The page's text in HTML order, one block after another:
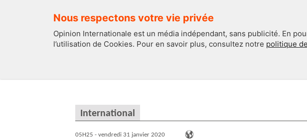
Nous respectons votre vie privée
Opinion Internationale est un média indépendant, sans publicité. En
l’utilisation de Cookies. Pour en savoir plus, consultez notre politique
International
05H25 - vendredi 31 janvier 2020